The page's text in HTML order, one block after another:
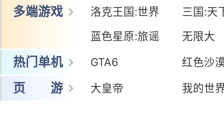
多端游戏
洛克王国:世界
三国:天
蓝色星原:旅谣
无限大
热门单机 GTA6 红色沙
页 游 大皇帝 我的世